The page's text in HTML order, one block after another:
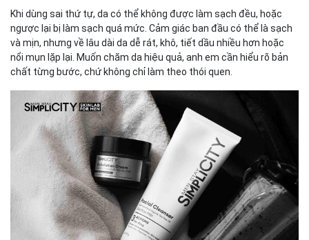
Khi dùng sai thứ tự, da có thể không được làm sạch đều, hoặc
ngược lại bị làm sạch quá mức. Cảm giác ban đầu có thể là sạch
và mịn, nhưng về lâu dài da dễ rát, khô, tiết dầu nhiều hơn hoặc
nổi mụn lặp lại. Muốn chăm da hiệu quả, anh em cần hiểu rõ bản
chất từng bước, chứ không chỉ làm theo thói quen.